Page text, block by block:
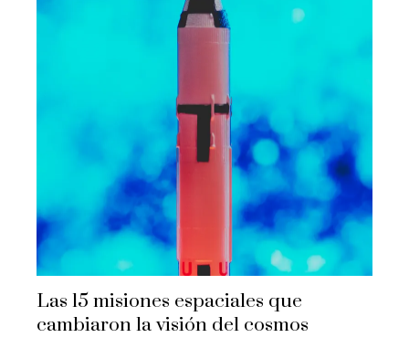
Las 15 misiones espaciales que
cambiaron la visión del cosmos